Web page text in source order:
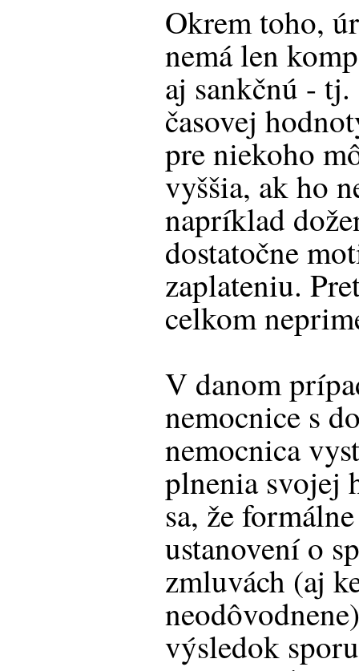
Okrem toho,
nemá len
aj sankčnú -
časovej
pre niekoho
vyššia, ak ho
napríklad
dostatočne
zaplateniu.
celkom
V danom
nemocnice s
nemocnica
plnenia svojej
sa, že
ustanovení o
zmluvách (aj
výsledok